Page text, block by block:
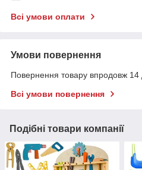
Всі умови оплати
Умови повернення
Повернення товару впродовж 14
Всі умови повернення
Подібні товари компанії